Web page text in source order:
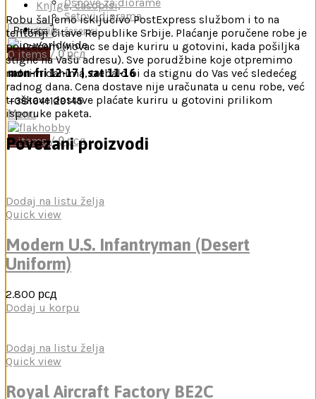
Knjige, časopisi,
Pretraga
mon-fri 12-17 | sat 11-16
+381641129145
Menu
0items/ 0рсд
Setovi diorama
Knjige, časopisi
0items/ 0рсд
Robu šaljemo isključivo PostExpress službom i to na
teritoriji čitave Republike Srbije. Plaćanje poručene robe je
pouzećem (novac se daje kuriru u gotovini, kada pošiljka
stigne na Vašu adresu). Sve porudžbine koje otpremimo
radnim danima, trebalo bi da stignu do Vas već sledećeg
radnog dana. Cena dostave nije uračunata u cenu robe, već
troškove dostave plaćate kuriru u gotovini prilikom
isporuke paketa.
Povezani proizvodi
Dodaj na listu želja
Quick view
Modern U.S. Infantryman (Desert
Uniform)
2.800 рсд
Dodaj u korpu
Dodaj na listu želja
Quick view
Royal Aircraft Factory BE2C